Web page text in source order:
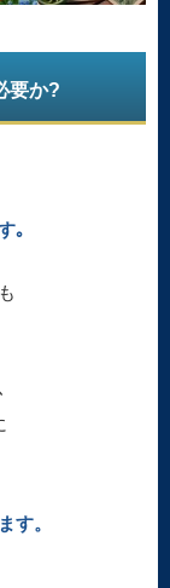
要か?
｡
す。